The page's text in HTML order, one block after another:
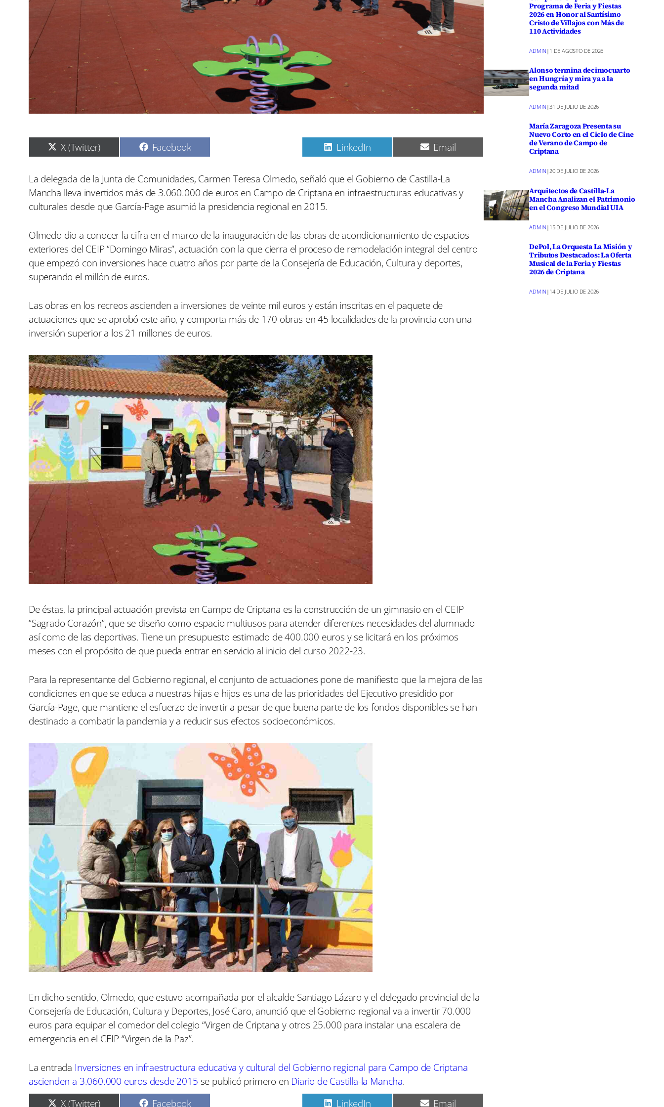
C
o
p
a
r
t
i
e
n
X (Twitter) C
o
p
a
r
t
i
e
n
Facebook
p
a
r
t
i
e
n
C
o
p
a
r
e
n
LinkedIn C
o
p
a
r
e
n
Email
La delegada de la Junta de Comunidades, Carmen Teresa Olmedo, señaló que el Gobierno de Castilla-La
Mancha lleva invertidos más de 3.060.000 de euros en Campo de Criptana en infraestructuras educativas y
culturales desde que García-Page asumió la presidencia regional en 2015.
Olmedo dio a conocer la cifra en el marco de la inauguración de las obras de acondicionamiento de espacios
exteriores del CEIP “Domingo Miras”, actuación con la que cierra el proceso de remodelación integral del centro
que empezó con inversiones hace cuatro años por parte de la Consejería de Educación, Cultura y deportes,
superando el millón de euros.
Las obras en los recreos ascienden a inversiones de veinte mil euros y están inscritas en el paquete de
actuaciones que se aprobó este año, y comporta más de 170 obras en 45 localidades de la provincia con una
inversión superior a los 21 millones de euros.
De éstas, la principal actuación prevista en Campo de Criptana es la construcción de un gimnasio en el CEIP
“Sagrado Corazón”, que se diseño como espacio multiusos para atender diferentes necesidades del alumnado
así como de las deportivas. Tiene un presupuesto estimado de 400.000 euros y se licitará en los próximos
meses con el propósito de que pueda entrar en servicio al inicio del curso 2022-23.
Para la representante del Gobierno regional, el conjunto de actuaciones pone de manifiesto que la mejora de las
condiciones en que se educa a nuestras hijas e hijos es una de las prioridades del Ejecutivo presidido por
García-Page, que mantiene el esfuerzo de invertir a pesar de que buena parte de los fondos disponibles se han
destinado a combatir la pandemia y a reducir sus efectos socioeconómicos.
En dicho sentido, Olmedo, que estuvo acompañada por el alcalde Santiago Lázaro y el delegado provincial de la
Consejería de Educación, Cultura y Deportes, José Caro, anunció que el Gobierno regional va a invertir 70.000
euros para equipar el comedor del colegio “Virgen de Criptana y otros 25.000 para instalar una escalera de
emergencia en el CEIP “Virgen de la Paz”.
La entrada Inversiones en infraestructura educativa y cultural del Gobierno regional para Campo de Criptana
ascienden a 3.060.000 euros desde 2015 se publicó primero en Diario de Castilla-la Mancha.
C
X (Twitter) C
Facebook CLinkedIn C
Email
Programa de Feria y Fiestas
2026 en Honor al Santísimo
Cristo de Villajos con Más de
110 Actividades
ADMIN | 1 DE AGOSTO DE 2026
Alonso termina decimocuarto
en Hungría y mira ya a la
segunda mitad
ADMIN |31 DE JULIO DE 2026
María Zaragoza Presenta su
Nuevo Corto en el Ciclo de Cine
de Verano de Campo de
Criptana
ADMIN |20 DE JULIO DE 2026
Arquitectos de Castilla-La
Mancha Analizan el Patrimonio
en el Congreso Mundial UIA
ADMIN | 15 DE JULIO DE 2026
DePol, La Orquesta La Misión y
Tributos Destacados: La Oferta
Musical de la Feria y Fiestas
2026 de Criptana
ADMIN | 14 DE JULIO DE 2026